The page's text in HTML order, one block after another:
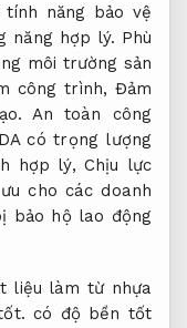
năng bảo vệ
năng hợp lý. Phù
môi trường sản
công trình, Đảm
An toàn công
có trọng lượng
hợp lý, Chịu lực
cho các doanh
bảo hộ lao động
liệu làm từ nhựa
có độ bền tốt